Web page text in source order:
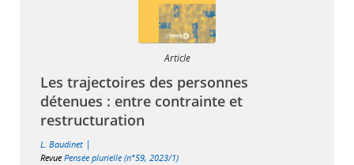
Article
Les trajectoires des personnes
détenues : entre contrainte et
restructuration
L. Baudinet |
Revue Pensée plurielle (n°59, 2023/1)